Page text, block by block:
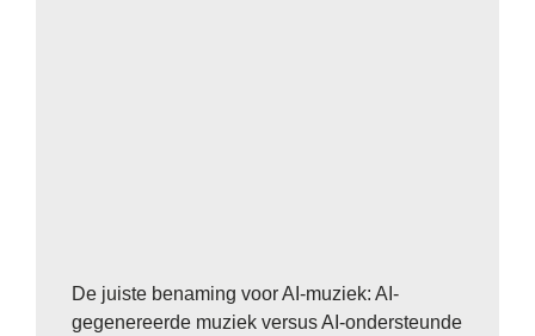
De juiste benaming voor AI-muziek: AI-
gegenereerde muziek versus AI-ondersteunde